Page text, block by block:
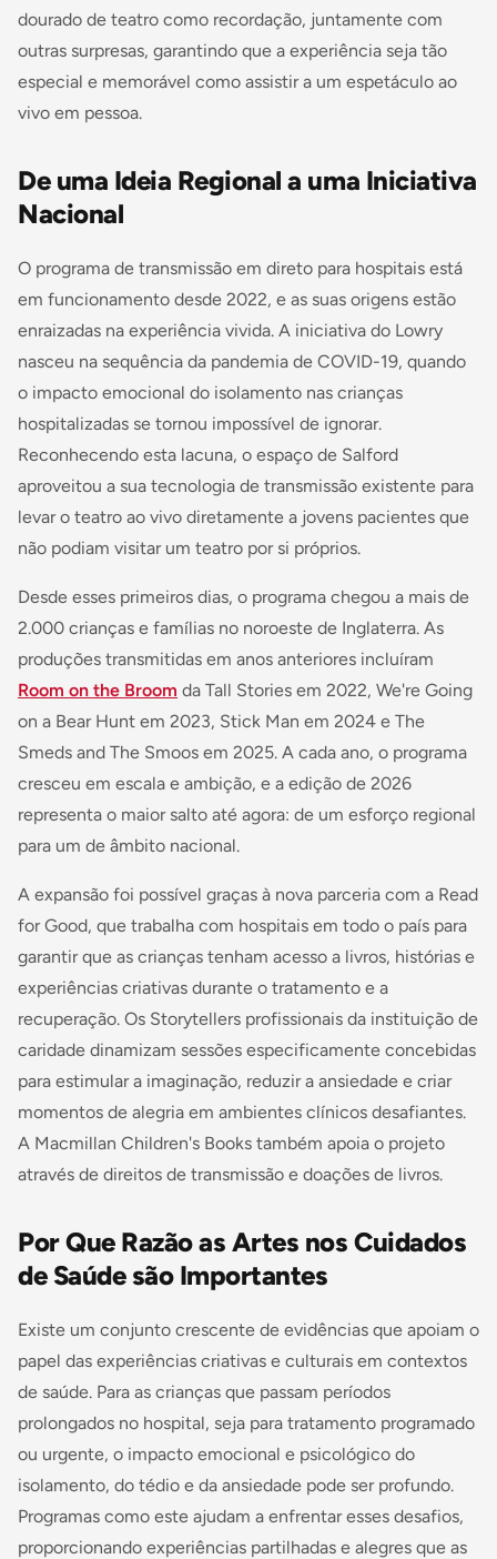
dourado de teatro como recordação, juntamente com
outras surpresas, garantindo que a experiência seja tão
especial e memorável como assistir a um espetáculo ao
vivo em pessoa.
De uma Ideia Regional a uma Iniciativa
Nacional
O programa de transmissão em direto para hospitais está
em funcionamento desde 2022, e as suas origens estão
enraizadas na experiência vivida. A iniciativa do Lowry
nasceu na sequência da pandemia de COVID-19, quando
o impacto emocional do isolamento nas crianças
hospitalizadas se tornou impossível de ignorar.
Reconhecendo esta lacuna, o espaço de Salford
aproveitou a sua tecnologia de transmissão existente para
levar o teatro ao vivo diretamente a jovens pacientes que
não podiam visitar um teatro por si próprios.
Desde esses primeiros dias, o programa chegou a mais de
2.000 crianças e famílias no noroeste de Inglaterra. As
produções transmitidas em anos anteriores incluíram
Room on the Broom da Tall Stories em 2022, We're Going
on a Bear Hunt em 2023, Stick Man em 2024 e The
Smeds and The Smoos em 2025. A cada ano, o programa
cresceu em escala e ambição, e a edição de 2026
representa o maior salto até agora: de um esforço regional
para um de âmbito nacional.
A expansão foi possível graças à nova parceria com a Read
for Good, que trabalha com hospitais em todo o país para
garantir que as crianças tenham acesso a livros, histórias e
experiências criativas durante o tratamento e a
recuperação. Os Storytellers profissionais da instituição de
caridade dinamizam sessões especificamente concebidas
para estimular a imaginação, reduzir a ansiedade e criar
momentos de alegria em ambientes clínicos desafiantes.
A Macmillan Children's Books também apoia o projeto
através de direitos de transmissão e doações de livros.
Por Que Razão as Artes nos Cuidados
de Saúde são Importantes
Existe um conjunto crescente de evidências que apoiam o
papel das experiências criativas e culturais em contextos
de saúde. Para as crianças que passam períodos
prolongados no hospital, seja para tratamento programado
ou urgente, o impacto emocional e psicológico do
isolamento, do tédio e da ansiedade pode ser profundo.
Programas como este ajudam a enfrentar esses desafios,
proporcionando experiências partilhadas e alegres que as